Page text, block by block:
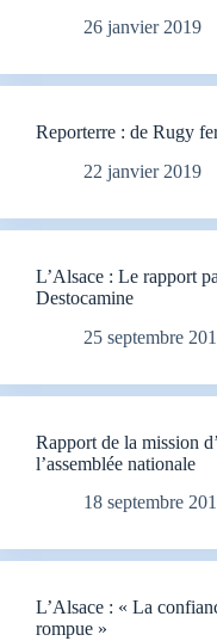
26 janvier 2019
Reporterre : de Rugy
22 janvier 2019
L’Alsace : Le rapport
Destocamine
25 septembre
Rapport de la mission
l’assemblée nationale
18 septembre
L’Alsace : « La
rompue »